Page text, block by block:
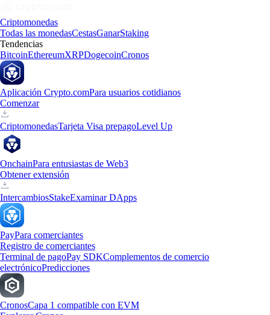
Criptomonedas
Todas las monedasCestasGanarStaking
Tendencias
BitcoinEthereumXRPDogecoinCronos
Aplicación Crypto.comPara usuarios cotidianos
Comenzar
CriptomonedasTarjeta Visa prepagoLevel Up
OnchainPara entusiastas de Web3
Obtener extensión
IntercambiosStakeExaminar DApps
PayPara comerciantes
Registro de comerciantes
Terminal de pagoPay SDKComplementos de comercio
electrónicoPredicciones
CronosCapa 1 compatible con EVM